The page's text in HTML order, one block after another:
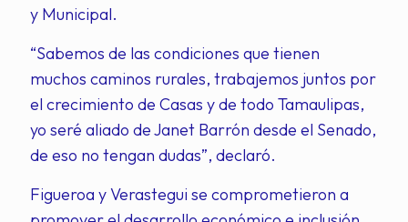
y Municipal.
“Sabemos de las condiciones que tienen
muchos caminos rurales, trabajemos juntos por
el crecimiento de Casas y de todo Tamaulipas,
yo seré aliado de Janet Barrón desde el Senado,
de eso no tengan dudas”, declaró.
Figueroa y Verastegui se comprometieron a